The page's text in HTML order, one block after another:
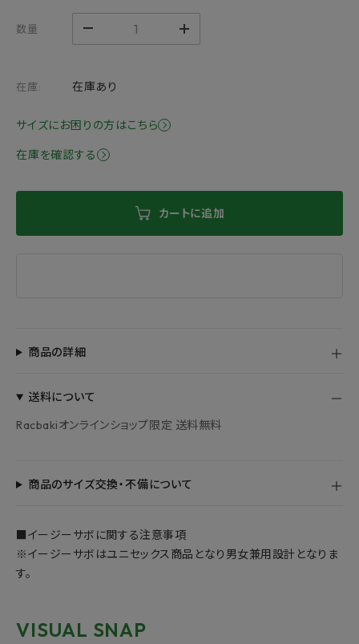
数量
在庫: 在庫あり
サイズにお困りの方はこちら
在庫を確認する
カートに追加
商品の詳細
送料について
Racbakiオンラインショップ限定 送料無料
商品のサイズ交換・不備について
■イージーサボに関する注意事項
※イージーサボはユニセックス商品となり男女兼用設計となりま
す。
VISUAL SNAP